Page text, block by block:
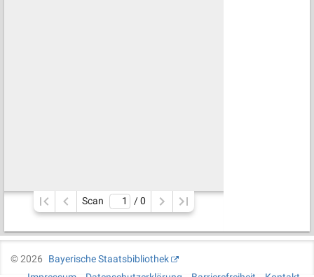
Scan / 0
©2026
Bayerische Staatsbibliothek